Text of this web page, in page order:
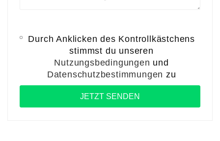
Durch Anklicken des Kontrollkästchens
stimmst du unseren
Nutzungsbedingungen und
Datenschutzbestimmungen zu